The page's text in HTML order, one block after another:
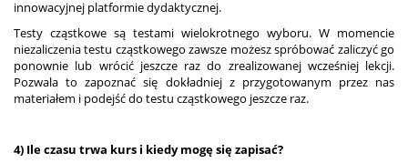
innowacyjnej platformie dydaktycznej.
Testy cząstkowe są testami wielokrotnego wyboru. W momencie
niezaliczenia testu cząstkowego zawsze możesz spróbować zaliczyć go
ponownie lub wrócić jeszcze raz do zrealizowanej wcześniej lekcji.
Pozwala to zapoznać się dokładniej z przygotowanym przez nas
materiałem i podejść do testu cząstkowego jeszcze raz.
4) Ile czasu trwa kurs i kiedy mogę się zapisać?